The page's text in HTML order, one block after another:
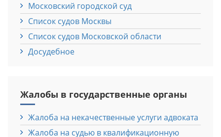
Московский городской суд
Список судов Москвы
Список судов Московской области
Досудебное
Жалобы в государственные органы
Жалоба на некачественные услуги адвоката
Жалоба на судью в квалификационную